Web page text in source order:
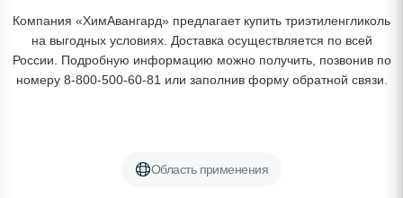
Компания «ХимАвангард» предлагает купить триэтиленгликоль
на выгодных условиях. Доставка осуществляется по всей
России. Подробную информацию можно получить, позвонив по
номеру 8-800-500-60-81 или заполнив форму обратной связи.
Область применения